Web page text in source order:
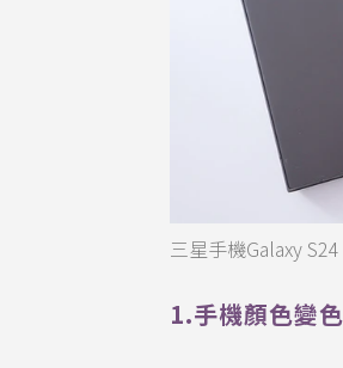
三星手機Galaxy
1.手機顏色變